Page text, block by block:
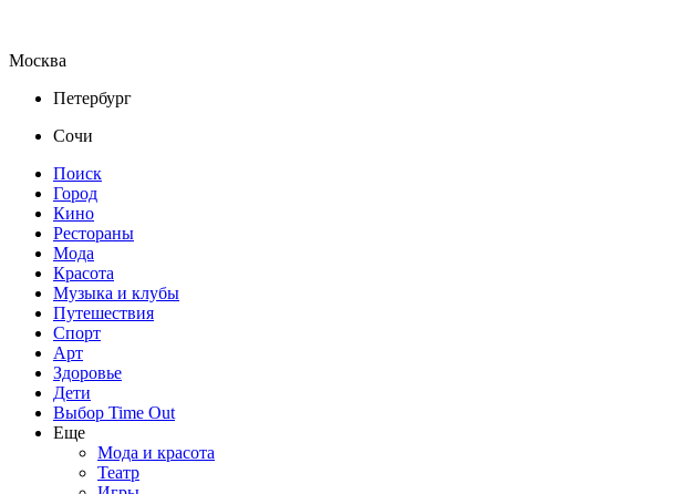
Москва
Петербург
Сочи
Поиск
Город
Кино
Рестораны
Мода
Красота
Музыка и клубы
Путешествия
Спорт
Арт
Здоровье
Дети
Выбор Time Out
Еще
Мода и красота
Театр